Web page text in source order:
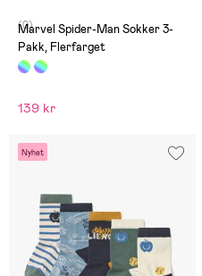
(0)
Marvel Spider-Man Sokker 3-
Pakk, Flerfarget
139 kr
Nyhet